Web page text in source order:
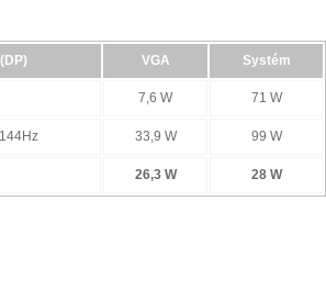
VGA Systém
7,6 W 71 W
33,9 W 99 W
26,3 W 28 W